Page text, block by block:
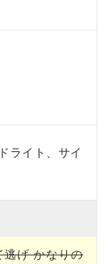
ライト、サイ
逃げ かなりの